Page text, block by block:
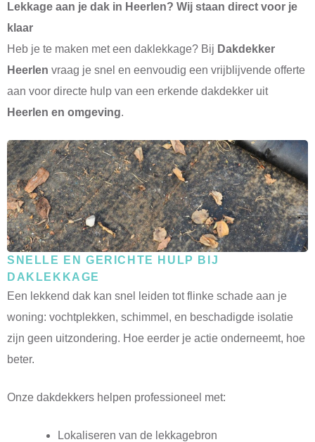
Lekkage aan je dak in Heerlen? Wij staan direct voor je
klaar
Heb je te maken met een daklekkage? Bij Dakdekker
Heerlen vraag je snel en eenvoudig een vrijblijvende offerte
aan voor directe hulp van een erkende dakdekker uit
Heerlen en omgeving.
SNELLE EN GERICHTE HULP BIJ
DAKLEKKAGE
Een lekkend dak kan snel leiden tot flinke schade aan je
woning: vochtplekken, schimmel, en beschadigde isolatie
zijn geen uitzondering. Hoe eerder je actie onderneemt, hoe
beter.
Onze dakdekkers helpen professioneel met:
Lokaliseren van de lekkagebron